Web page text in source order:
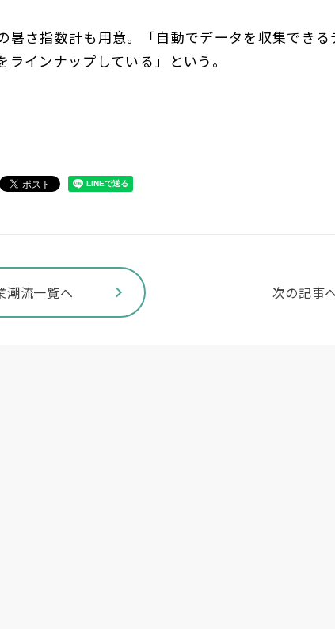
暑さ指数計も用意。「自動でデータを収集できる
インナップしている」という。
次の記事
潮流一覧へ